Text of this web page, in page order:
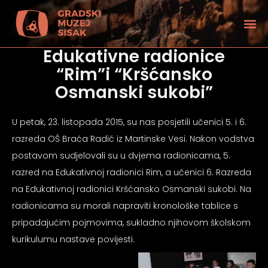
Edukativne radionice
“Rim”i “Kršćansko
Osmanski sukobi”
U petak, 23. listopada 2015, su nas posjetili učenici 5. i 6.
razreda OŠ Braća Radić iz Martinske Vesi. Nakon vodstva
postavom sudjelovali su u dvjema radionicama, 5.
razred na Edukativnoj radionici Rim, a učenici 6. Razreda
na Edukativnoj radionici Kršćansko Osmanski sukobi. Na
radionicama su morali napraviti kronološke tablice s
pripadajućim pojmovima, sukladno njihovom školskom
kurikulumu nastave povijesti.
vida